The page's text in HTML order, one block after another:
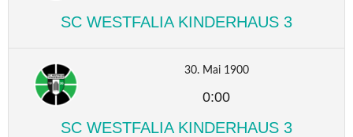
SC WESTFALIA KINDERHAUS 3
30. Mai 1900
0:00
SC WESTFALIA KINDERHAUS 3